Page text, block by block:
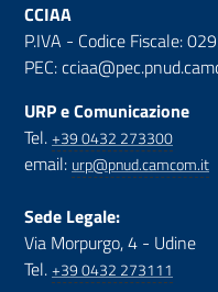
CCIAA
P.IVA - Codice Fiscale:
PEC:
URP e Comunicazione
Tel.+39 0432 273300
email: urp@pnud.camcom.it
Sede Legale:
Via Morpurgo, 4 - Udine
Tel.+39 0432 273111